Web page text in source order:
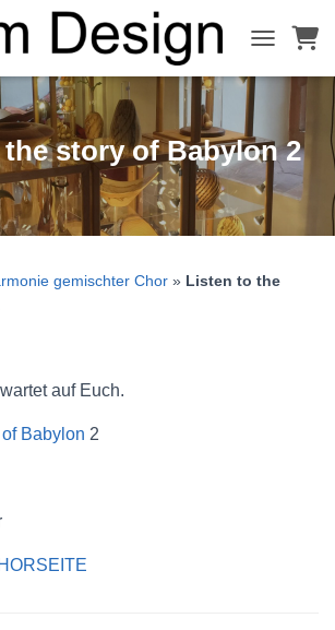
story of Babylon 2
gemischter Chor » Listen to the
auf Euch.
Babylon 2